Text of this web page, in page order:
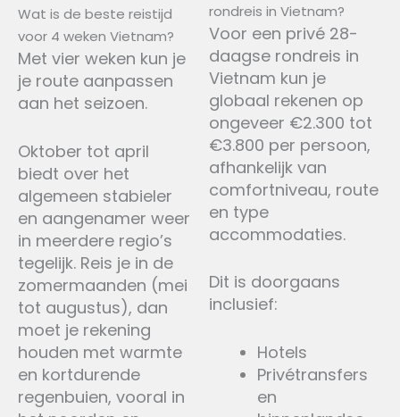
Wat is de beste reistijd
voor 4 weken Vietnam?
Met vier weken kun je
je route aanpassen
aan het seizoen.
Oktober tot april
biedt over het
algemeen stabieler
en aangenamer weer
in meerdere regio’s
tegelijk. Reis je in de
zomermaanden (mei
tot augustus), dan
moet je rekening
houden met warmte
en kortdurende
regenbuien, vooral in
rondreis in Vietnam?
Voor een privé 28-
daagse rondreis in
Vietnam kun je
globaal rekenen op
ongeveer €2.300 tot
€3.800 per persoon,
afhankelijk van
comfortniveau, route
en type
accommodaties.
Dit is doorgaans
inclusief:
Hotels
Privétransfers
en